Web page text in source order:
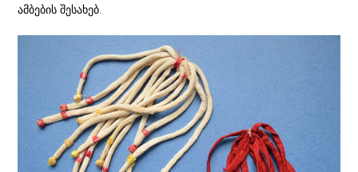
ამბების შესახებ.